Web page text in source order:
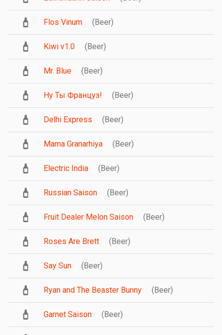
Flos Vinum (Beer)
Kiwi v1.0 (Beer)
Mr. Blue (Beer)
Ну Ты Француз! (Beer)
Delhi Express (Beer)
Mama Granarhiya (Beer)
Electric India (Beer)
Russian Saison (Beer)
Fruit Dealer Melon Saison (Beer)
Roses Are Brett (Beer)
Say Sun (Beer)
Ryan and The Beaster Bunny (Beer)
Garnet Saison (Beer)